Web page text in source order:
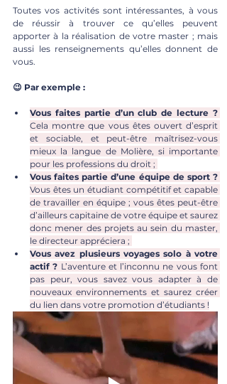
Toutes vos activités sont intéressantes, à vous
de réussir à trouver ce qu’elles peuvent
apporter à la réalisation de votre master ; mais
aussi les renseignements qu’elles donnent de
vous.
😉 Par exemple :
Vous faites partie d’un club de lecture ?
Cela montre que vous êtes ouvert d’esprit
et sociable, et peut-être maîtrisez-vous
mieux la langue de Molière, si importante
pour les professions du droit ;
Vous faites partie d’une équipe de sport ?
Vous êtes un étudiant compétitif et capable
de travailler en équipe ; vous êtes peut-être
d’ailleurs capitaine de votre équipe et saurez
donc mener des projets au sein du master,
le directeur appréciera ;
Vous avez plusieurs voyages solo à votre
actif ? L’aventure et l’inconnu ne vous font
pas peur, vous savez vous adapter à de
nouveaux environnements et saurez créer
du lien dans votre promotion d’étudiants !